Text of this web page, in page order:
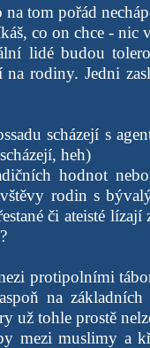
tom pořád
co on chce - nic
lidé budou
rodiny. Jedni
scházejí s
heh)
hodnot
rodin s
či ateisté
protipolními
na
už tohle prostě
mezi muslimy a